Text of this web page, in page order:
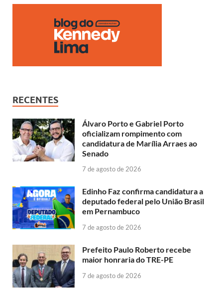
p
p
n
k
n
RECENTES
Álvaro Porto e Gabriel Porto
oficializam rompimento com
candidatura de Marília Arraes ao
Senado
7 de agosto de 2026
Edinho Faz confirma candidatura a
deputado federal pelo União Brasil
em Pernambuco
7 de agosto de 2026
Prefeito Paulo Roberto recebe
maior honraria do TRE-PE
7 de agosto de 2026